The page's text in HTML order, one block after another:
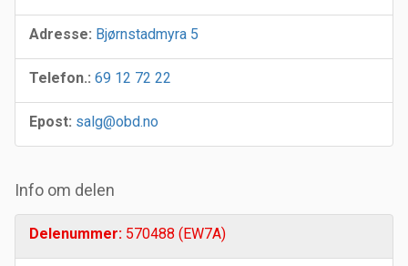
Adresse: Bjørnstadmyra 5
Telefon.: 69 12 72 22
Epost: salg@obd.no
Info om delen
Delenummer: 570488 (EW7A)